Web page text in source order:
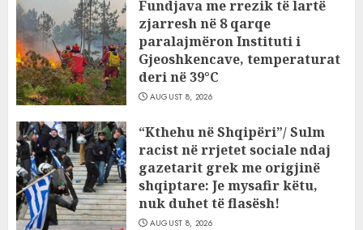
Fundjava me rrezik të lartë
zjarresh në 8 qarqe
paralajmëron Instituti i
Gjeoshkencave, temperaturat
deri në 39°C
AUGUST 8, 2026
“Kthehu në Shqipëri”/ Sulm
racist në rrjetet sociale ndaj
gazetarit grek me origjinë
shqiptare: Je mysafir këtu,
nuk duhet të flasësh!
AUGUST 8, 2026